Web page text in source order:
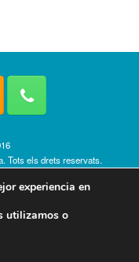
. Tots els drets reservats.
experiencia en
utilizamos o